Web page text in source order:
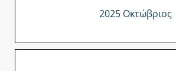
2025 Οκτώβριος